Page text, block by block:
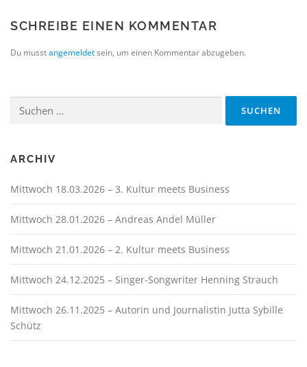
SCHREIBE EINEN KOMMENTAR
Du musstangemeldetsein, um einen Kommentar abzugeben.
nach:
ARCHIV
Mittwoch 18.03.2026 – 3. Kultur meets Business
Mittwoch 28.01.2026 – Andreas Andel Müller
Mittwoch 21.01.2026 – 2. Kultur meets Business
Mittwoch 24.12.2025 – Singer-Songwriter Henning Strauch
Mittwoch 26.11.2025 – Autorin und Journalistin Jutta Sybille
Schütz